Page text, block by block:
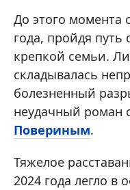
До этого момента
года, пройдя путь
крепкой семьи.
складывалась
болезненный
неудачный роман
Повериным.
Тяжелое
2024 года легло в